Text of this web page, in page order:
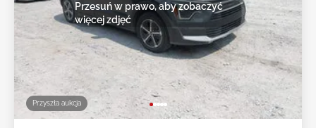
Przyszła aukcja
Przesuń w prawo, aby zobaczyć
więcej zdjęć